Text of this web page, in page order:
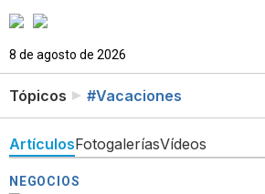
8 de agosto de 2026
Tópicos #Vacaciones
ArtículosFotogaleríasVídeos
NEGOCIOS